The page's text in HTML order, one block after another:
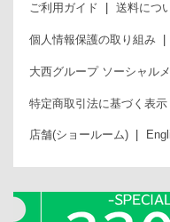
ご利用ガイド 送料につ
個人情報保護の取り組み
大西グループ ソーシャル
特定商取引法に基づく表示
店舗(ショールーム)